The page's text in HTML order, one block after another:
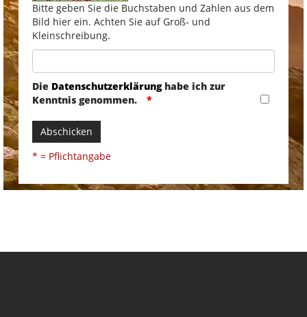
Bitte geben Sie die Buchstaben und Zahlen aus dem
Bild hier ein. Achten Sie auf Groß- und
Kleinschreibung.
Die Datenschutzerklärunghabe ich zur
Kenntnis genommen.
Abschicken
* = Pflichtangabe